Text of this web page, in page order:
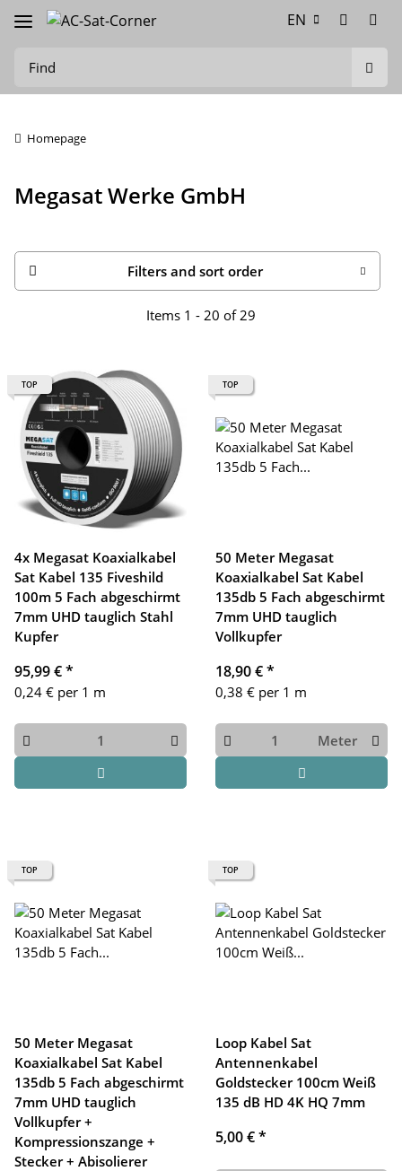
EN
Homepage
Megasat Werke GmbH
Filters and sort order
Items 1 - 20 of 29
TOP
4x Megasat Koaxialkabel
Sat Kabel 135 Fiveshild
100m 5 Fach abgeschirmt
7mm UHD tauglich Stahl
Kupfer
95,99 €*
0,24 € per 1 m
TOP
50 Meter Megasat
Koaxialkabel Sat Kabel
135db 5 Fach abgeschirmt
7mm UHD tauglich
Vollkupfer
18,90 €*
0,38 € per 1 m
Meter
TOP
50 Meter Megasat
Koaxialkabel Sat Kabel
135db 5 Fach abgeschirmt
7mm UHD tauglich
Vollkupfer +
Kompressionszange +
Stecker + Abisolierer
TOP
Loop Kabel Sat
Antennenkabel
Goldstecker 100cm Weiß
135 dB HD 4K HQ 7mm
5,00 €*